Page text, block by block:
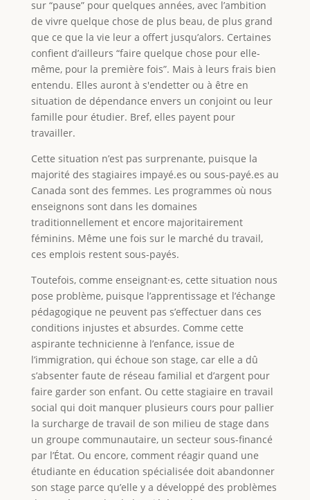
sur “pause” pour quelques années, avec l’ambition
de vivre quelque chose de plus beau, de plus grand
que ce que la vie leur a offert jusqu’alors. Certaines
confient d’ailleurs “faire quelque chose pour elle-
même, pour la première fois”. Mais à leurs frais bien
entendu. Elles auront à s'endetter ou à être en
situation de dépendance envers un conjoint ou leur
famille pour étudier. Bref, elles payent pour
travailler.
Cette situation n’est pas surprenante, puisque la
majorité des stagiaires impayé.es ou sous-payé.es au
Canada sont des femmes. Les programmes où nous
enseignons sont dans les domaines
traditionnellement et encore majoritairement
féminins. Même une fois sur le marché du travail,
ces emplois restent sous-payés.
Toutefois, comme enseignant·es, cette situation nous
pose problème, puisque l’apprentissage et l’échange
pédagogique ne peuvent pas s’effectuer dans ces
conditions injustes et absurdes. Comme cette
aspirante technicienne à l’enfance, issue de
l’immigration, qui échoue son stage, car elle a dû
s’absenter faute de réseau familial et d’argent pour
faire garder son enfant. Ou cette stagiaire en travail
social qui doit manquer plusieurs cours pour pallier
la surcharge de travail de son milieu de stage dans
un groupe communautaire, un secteur sous-financé
par l’État. Ou encore, comment réagir quand une
étudiante en éducation spécialisée doit abandonner
son stage parce qu’elle y a développé des problèmes